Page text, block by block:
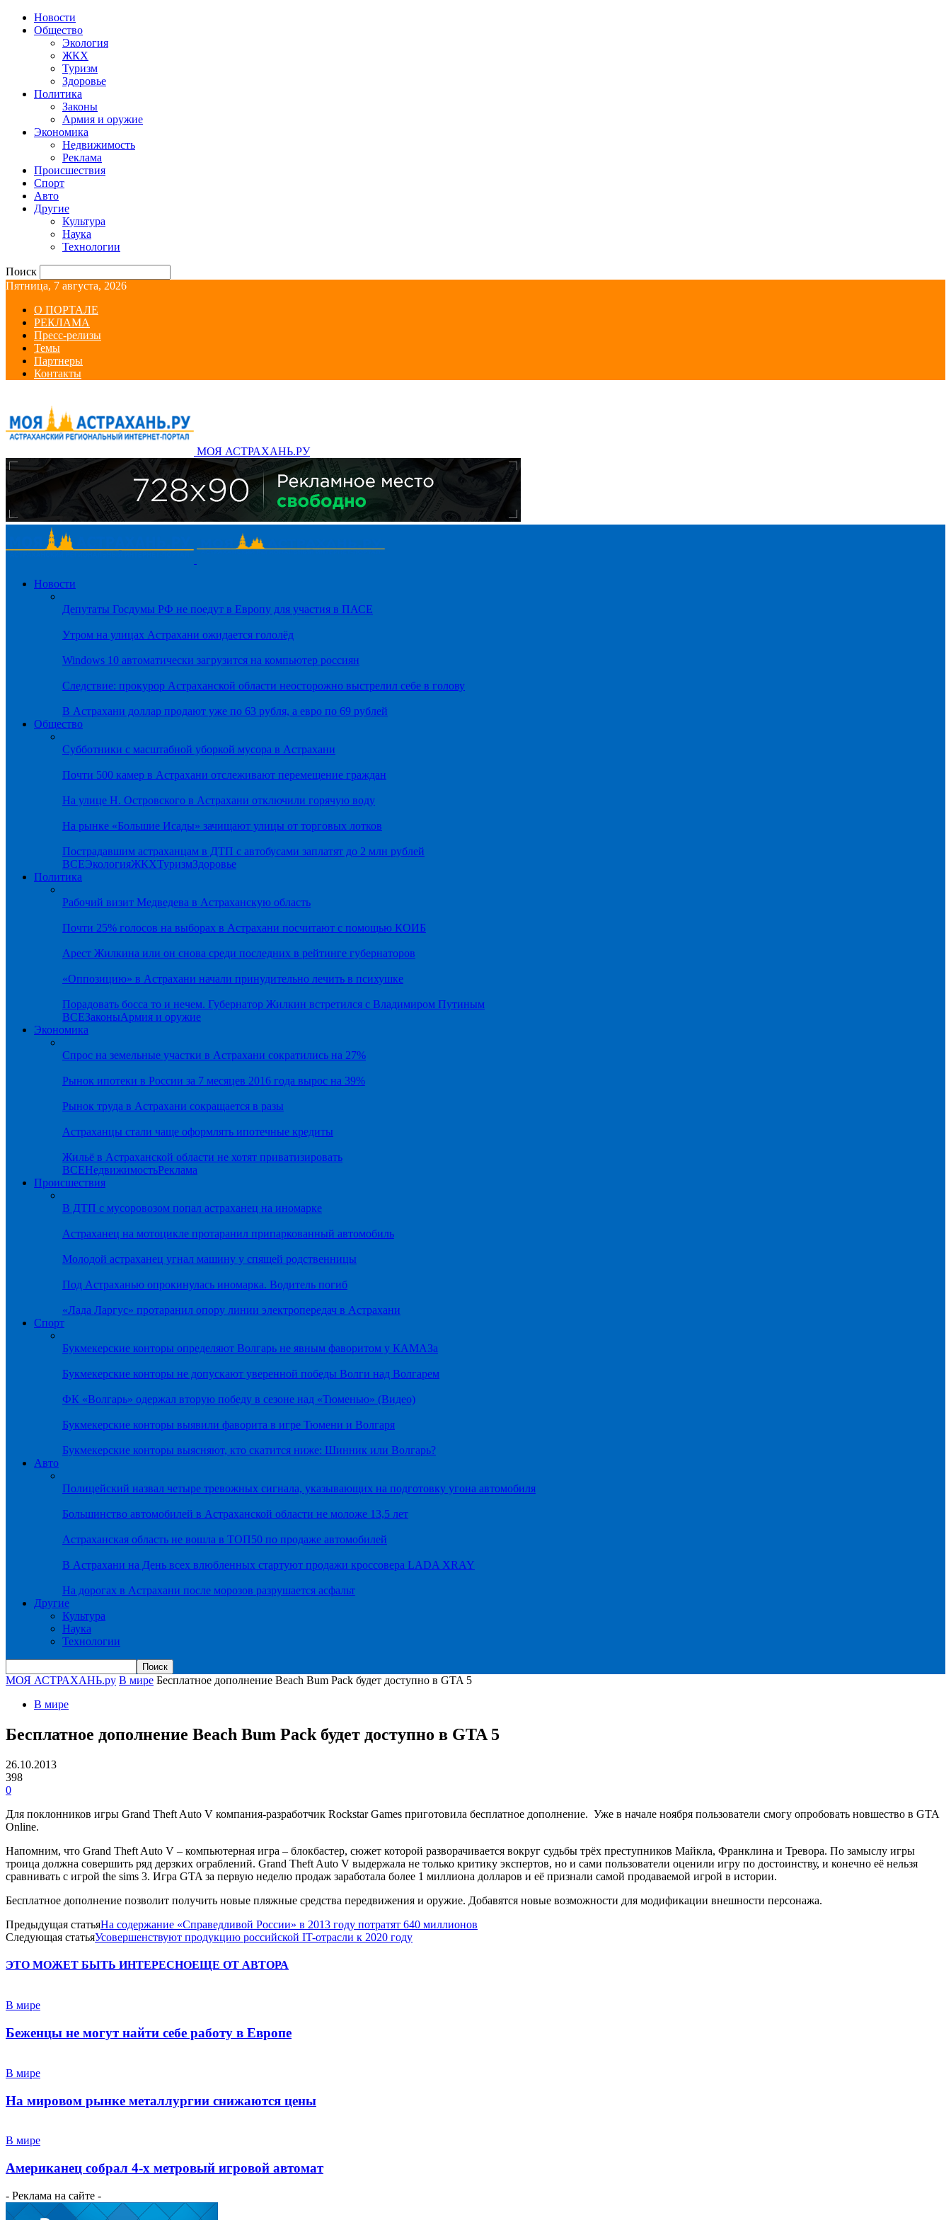
Новости
Общество
Экология
ЖКХ
Туризм
Здоровье
Политика
Законы
Армия и оружие
Экономика
Недвижимость
Реклама
Происшествия
Спорт
Авто
Другие
Культура
Наука
Технологии
Поиск
Пятница, 7 августа, 2026
О ПОРТАЛЕ
РЕКЛАМА
Пресс-релизы
Темы
Партнеры
Контакты
МОЯ АСТРАХАНЬ.РУ
Новости
Депутаты Госдумы РФ не поедут в Европу для участия в ПАСЕ
Утром на улицах Астрахани ожидается гололёд
Windows 10 автоматически загрузится на компьютер россиян
Следствие: прокурор Астраханской области неосторожно выстрелил себе в голову
В Астрахани доллар продают уже по 63 рубля, а евро по 69 рублей
Общество
Субботники с масштабной уборкой мусора в Астрахани
Почти 500 камер в Астрахани отслеживают перемещение граждан
На улице Н. Островского в Астрахани отключили горячую воду
На рынке «Большие Исады» зачищают улицы от торговых лотков
Пострадавшим астраханцам в ДТП с автобусами заплатят до 2 млн рублей
ВСЕЭкологияЖКХТуризмЗдоровье
Политика
Рабочий визит Медведева в Астраханскую область
Почти 25% голосов на выборах в Астрахани посчитают с помощью КОИБ
Арест Жилкина или он снова среди последних в рейтинге губернаторов
«Оппозицию» в Астрахани начали принудительно лечить в психушке
Порадовать босса то и нечем. Губернатор Жилкин встретился с Владимиром Путиным
ВСЕЗаконыАрмия и оружие
Экономика
Спрос на земельные участки в Астрахани сократились на 27%
Рынок ипотеки в России за 7 месяцев 2016 года вырос на 39%
Рынок труда в Астрахани сокращается в разы
Астраханцы стали чаще оформлять ипотечные кредиты
Жильё в Астраханской области не хотят приватизировать
ВСЕНедвижимостьРеклама
Происшествия
В ДТП с мусоровозом попал астраханец на иномарке
Астраханец на мотоцикле протаранил припаркованный автомобиль
Молодой астраханец угнал машину у спящей родственницы
Под Астраханью опрокинулась иномарка. Водитель погиб
«Лада Ларгус» протаранил опору линии электропередач в Астрахани
Спорт
Букмекерские конторы определяют Волгарь не явным фаворитом у КАМАЗа
Букмекерские конторы не допускают уверенной победы Волги над Волгарем
ФК «Волгарь» одержал вторую победу в сезоне над «Тюменью» (Видео)
Букмекерские конторы выявили фаворита в игре Тюмени и Волгаря
Букмекерские конторы выясняют, кто скатится ниже: Шинник или Волгарь?
Авто
Полицейский назвал четыре тревожных сигнала, указывающих на подготовку угона автомобиля
Большинство автомобилей в Астраханской области не моложе 13,5 лет
Астраханская область не вошла в ТОП50 по продаже автомобилей
В Астрахани на День всех влюбленных стартуют продажи кроссовера LADA XRAY
На дорогах в Астрахани после морозов разрушается асфальт
Другие
Культура
Наука
Технологии
МОЯ АСТРАХАНЬ.ру В мире Бесплатное дополнение Beach Bum Pack будет доступно в GTA 5
В мире
Бесплатное дополнение Beach Bum Pack будет доступно в GTA 5
26.10.2013
398
0
Для поклонников игры Grand Theft Auto V компания-разработчик Rockstar Games приготовила бесплатное дополнение. Уже в начале ноября пользователи смогу опробовать новшество в GTA
Online.
Напомним, что Grand Theft Auto V – компьютерная игра – блокбастер, сюжет которой разворачивается вокруг судьбы трёх преступников Майкла, Франклина и Тревора. По замыслу игры
троица должна совершить ряд дерзких ограблений. Grand Theft Auto V выдержала не только критику экспертов, но и сами пользователи оценили игру по достоинству, и конечно её нельзя
сравнивать с игрой the sims 3. Игра GTA за первую неделю продаж заработала более 1 миллиона долларов и её признали самой продаваемой игрой в истории.
Бесплатное дополнение позволит получить новые пляжные средства передвижения и оружие. Добавятся новые возможности для модификации внешности персонажа.
Предыдущая статьяНа содержание «Справедливой России» в 2013 году потратят 640 миллионов
Следующая статьяУсовершенствуют продукцию российской IT-отрасли к 2020 году
ЭТО МОЖЕТ БЫТЬ ИНТЕРЕСНОЕЩЕ ОТ АВТОРА
В мире
Беженцы не могут найти себе работу в Европе
В мире
На мировом рынке металлургии снижаются цены
В мире
Американец собрал 4-х метровый игровой автомат
- Реклама на сайте -